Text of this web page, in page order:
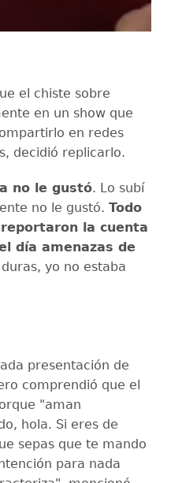
el chiste sobre
en un show que
en redes
decidió replicarlo.
no le gustó. Lo subí
no le gustó. Todo
la cuenta
día amenazas de
yo no estaba
presentación de
comprendió que el
"aman
hola. Si eres de
sepas que te mando
para nada